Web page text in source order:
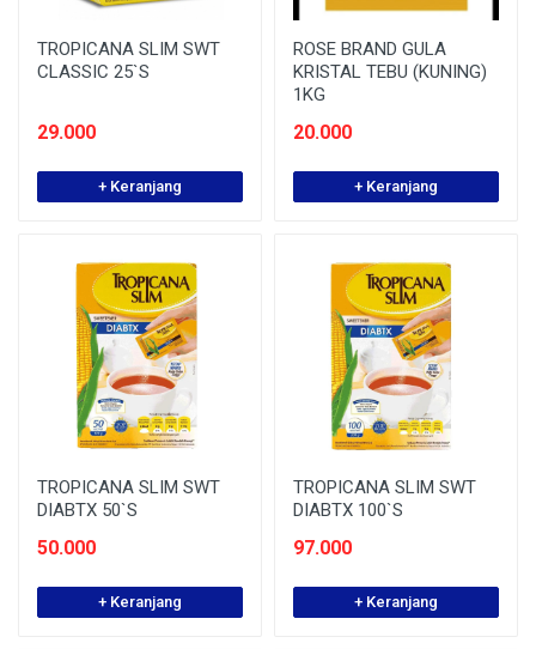
TROPICANA SLIM SWT
CLASSIC 25`S
29.000
+ Keranjang
ROSE BRAND GULA
KRISTAL TEBU (KUNING)
1KG
20.000
+ Keranjang
TROPICANA SLIM SWT
DIABTX 50`S
50.000
+ Keranjang
TROPICANA SLIM SWT
DIABTX 100`S
97.000
+ Keranjang